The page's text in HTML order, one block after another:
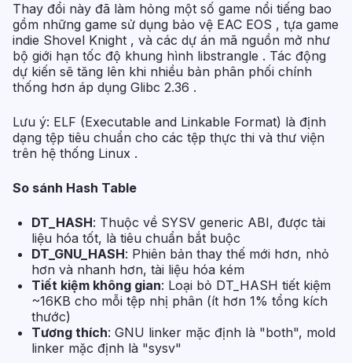
Thay đổi này đã làm hỏng một số game nổi tiếng bao
gồm những game sử dụng bảo vệ EAC EOS , tựa game
indie Shovel Knight , và các dự án mã nguồn mở như
bộ giới hạn tốc độ khung hình libstrangle . Tác động
dự kiến sẽ tăng lên khi nhiều bản phân phối chính
thống hơn áp dụng Glibc 2.36 .
Lưu ý: ELF (Executable and Linkable Format) là định
dạng tệp tiêu chuẩn cho các tệp thực thi và thư viện
trên hệ thống Linux .
So sánh Hash Table
DT_HASH: Thuộc về SYSV generic ABI, được tài
liệu hóa tốt, là tiêu chuẩn bắt buộc
DT_GNU_HASH: Phiên bản thay thế mới hơn, nhỏ
hơn và nhanh hơn, tài liệu hóa kém
Tiết kiệm không gian: Loại bỏ DT_HASH tiết kiệm
~16KB cho mỗi tệp nhị phân (ít hơn 1% tổng kích
thước)
Tương thích: GNU linker mặc định là "both", mold
linker mặc định là "sysv"